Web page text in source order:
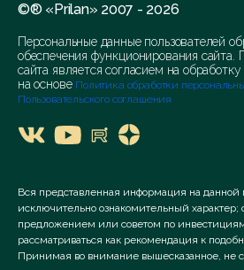
©® «Prilan» 2007 - 2026
Персональные данные пользователей
обеспечения функционирования
сайта является согласием на
на основе Политика обработки
Пользовательского соглашения
Вся представленная информация на данной
исключительно ознакомительный характер;
предложением или советом по
рассматриваться как рекомендация к
Принимая во внимание вышесказанное, не